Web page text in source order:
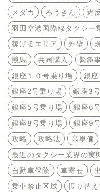
メダカ
ろうきん 違反
羽田空港国際線タクシー
稼げるエリア
外壁
競馬
共同購入 緊急
銀座１０号乗り場
銀
銀座2号乗り場
銀座3
銀座5号乗り場
銀座6
銀座8号乗り場
銀座9
攻略
攻略法 高単価
最近のタクシー業界の実
自動車保険
車寄せ
乗車禁止区域
振り替え